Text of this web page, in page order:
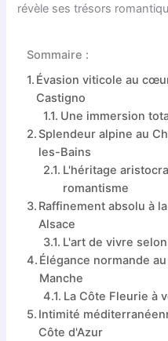
révèle ses trésors
Sommaire :
Évasion viticole au
Castigno
Une immersion
Splendeur alpine au
les-Bains
L'héritage
romantisme
Raffinement absolu à
Alsace
L'art de vivre
Élégance normande
Manche
La Côte Fleurie à
Intimité
Côte d'Azur